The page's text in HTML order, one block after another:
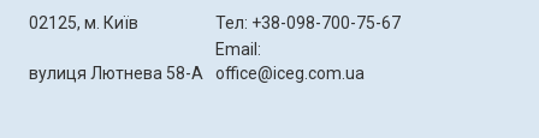
02125, м. Київ
вулиця Лютнева 58-А
Тел: +38-098-700-75-67
Email:
office@iceg.com.ua